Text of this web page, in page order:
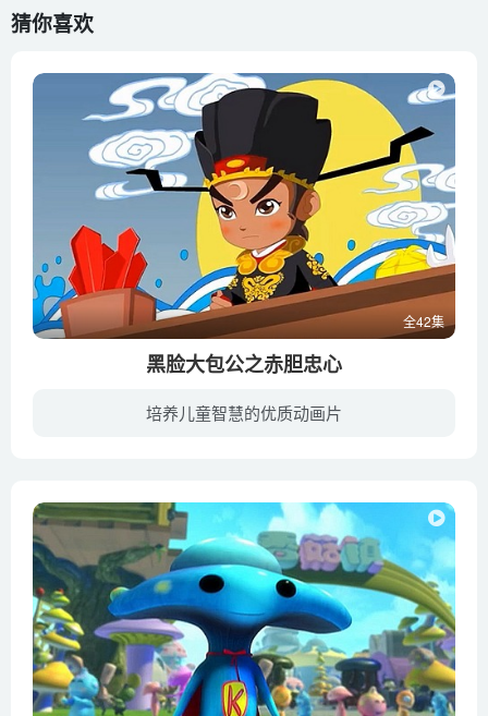
猜你喜欢
全42集
黑脸大包公之赤胆忠心
培养儿童智慧的优质动画片